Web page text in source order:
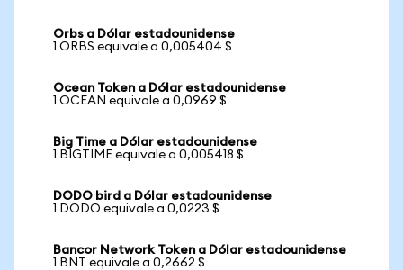
Orbs a Dólar estadounidense
1 ORBS equivale a 0,005404 $
Ocean Token a Dólar estadounidense
1 OCEAN equivale a 0,0969 $
Big Time a Dólar estadounidense
1 BIGTIME equivale a 0,005418 $
DODO bird a Dólar estadounidense
1 DODO equivale a 0,0223 $
Bancor Network Token a Dólar estadounidense
1 BNT equivale a 0,2662 $